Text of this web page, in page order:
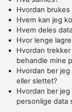
Hvordan
Hvem kan jeg
Hvem deles
Hvor lenge
Hvordan
behandle mine
Hvordan ber
eller slettet?
Hvordan ber
personlige data